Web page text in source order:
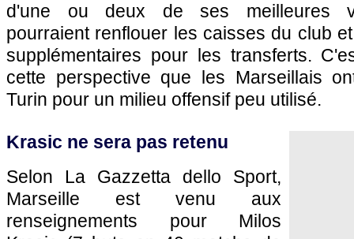
d'une ou deux de ses meilleures
pourraient renflouer les caisses du club
supplémentaires pour les transferts.
cette perspective que les Marseillais
Turin pour un milieu offensif peu utilisé.
Krasic ne sera pas retenu
Selon La Gazzetta dello Sport,
Marseille est venu aux
renseignements pour Milos